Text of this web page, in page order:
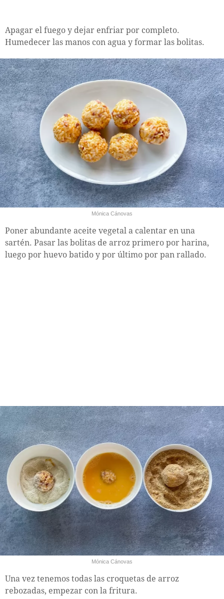
Apagar el fuego y dejar enfriar por completo.
Humedecer las manos con agua y formar las bolitas.
Mónica Cánovas
Poner abundante aceite vegetal a calentar en una
sartén. Pasar las bolitas de arroz primero por harina,
luego por huevo batido y por último por pan rallado.
Mónica Cánovas
Una vez tenemos todas las croquetas de arroz
rebozadas, empezar con la fritura.